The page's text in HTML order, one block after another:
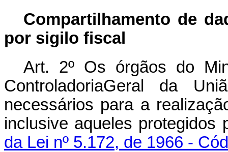
Compartilhamento de
por sigilo fiscal
Art. 2º Os órgãos do
ControladoriaGeral da
necessários para a
inclusive aqueles
da Lei nº 5.172, de 1966 -